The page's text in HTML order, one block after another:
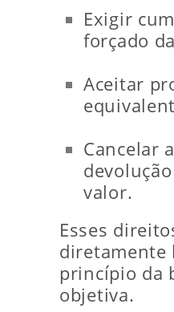
Exigir
forçado
Aceitar
Cancelar
valor.
Esses
diretamente
princípio da
objetiva.